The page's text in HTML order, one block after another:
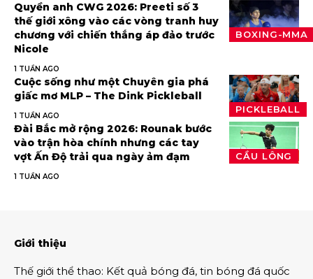
BOXING-MMA
Quyền anh CWG 2026: Preeti số 3
thế giới xông vào các vòng tranh huy
chương với chiến thắng áp đảo trước
Nicole
1 TUẦN AGO
PICKLEBALL
Cuộc sống như một Chuyên gia phá
giấc mơ MLP – The Dink Pickleball
1 TUẦN AGO
CẦU LÔNG
Đài Bắc mở rộng 2026: Rounak bước
vào trận hòa chính nhưng các tay
vợt Ấn Độ trải qua ngày ảm đạm
1 TUẦN AGO
Giới thiệu
Thế giới thể thao: Kết quả bóng đá, tin bóng đá quốc